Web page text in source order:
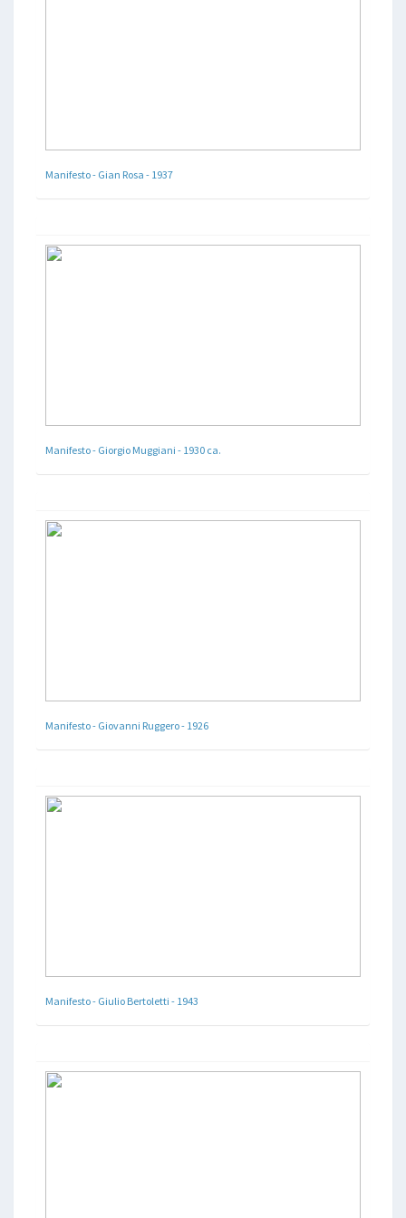
Manifesto - Gian Rosa - 1937
Manifesto - Giorgio Muggiani - 1930 ca.
Manifesto - Giovanni Ruggero - 1926
Manifesto - Giulio Bertoletti - 1943